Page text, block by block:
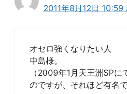
2011年8月12日 10:59
オセロ強くなりたい人
中島様。
（2009年1月天王洲SPに
のですが、それほど有名